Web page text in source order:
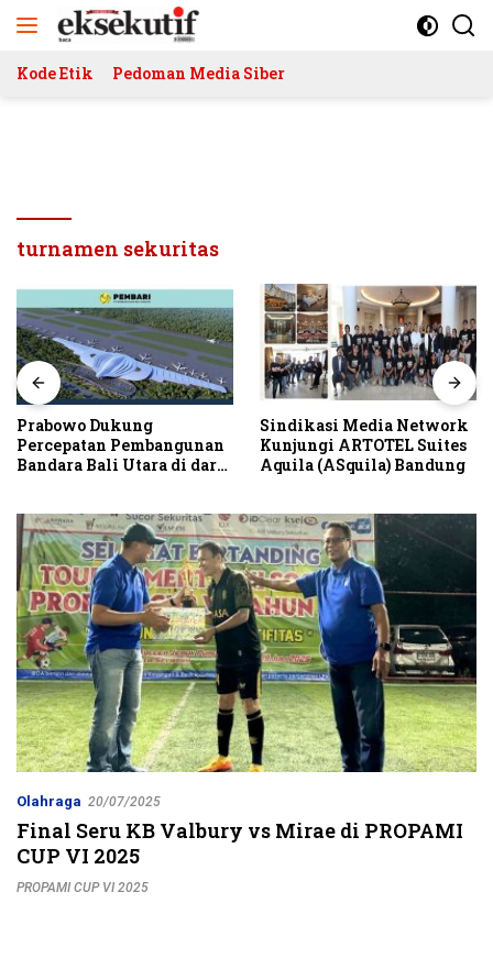
Kode Etik Pedoman Media Siber
turnamen sekuritas
Prabowo Dukung
Percepatan Pembangunan
Bandara Bali Utara di darat
Sindikasi Media Network
Kunjungi ARTOTEL Suites
Aquila (ASquila) Bandung
Olahraga 20/07/2025
Final Seru KB Valbury vs Mirae di PROPAMI
CUP VI 2025
PROPAMI CUP VI 2025